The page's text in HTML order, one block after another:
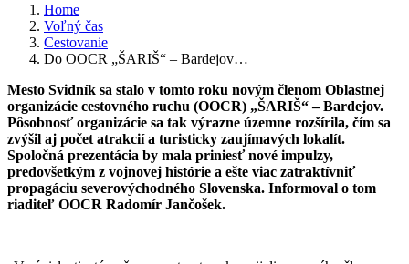
Home
Voľný čas
Cestovanie
Do OOCR „ŠARIŠ“ – Bardejov…
Mesto Svidník sa stalo v tomto roku novým členom Oblastnej
organizácie cestovného ruchu (OOCR) „ŠARIŠ“ – Bardejov.
Pôsobnosť organizácie sa tak výrazne územne rozšírila, čím sa
zvýšil aj počet atrakcií a turisticky zaujímavých lokalít.
Spoločná prezentácia by mala priniesť nové impulzy,
predovšetkým z vojnovej histórie a ešte viac zatraktívniť
propagáciu severovýchodného Slovenska. Informoval o tom
riaditeľ OOCR Radomír Jančošek.